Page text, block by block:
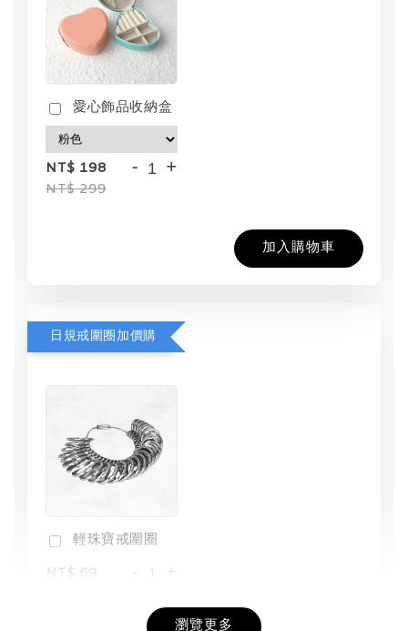
愛心飾品收納盒
NT$ 198
NT$ 299
- +
加入購物車
日規戒圍圈加價購
輕珠寶戒圍圈
NT$ 69
+
瀏覽更多